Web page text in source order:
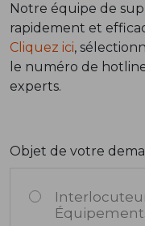
Notre équipe de
rapidement et
Cliquez ici,
le numéro de
experts.
Objet de votre